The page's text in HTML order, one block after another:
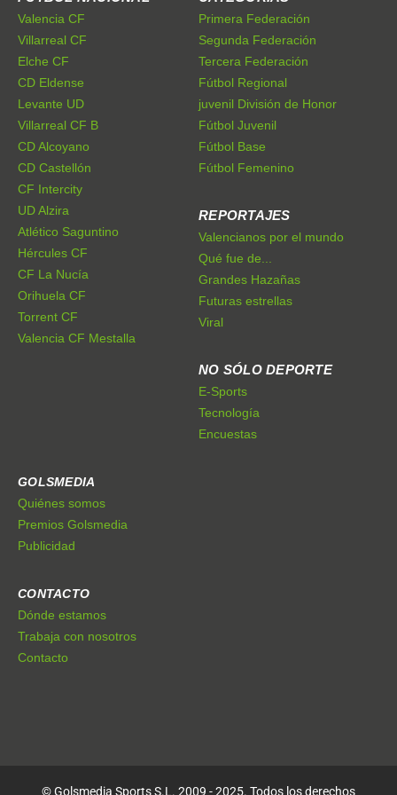
Valencia CF
Villarreal CF
Elche CF
CD Eldense
Levante UD
Villarreal CF B
CD Alcoyano
CD Castellón
CF Intercity
UD Alzira
Atlético Saguntino
Hércules CF
CF La Nucía
Orihuela CF
Torrent CF
Valencia CF Mestalla
Primera Federación
Segunda Federación
Tercera Federación
Fútbol Regional
juvenil División de Honor
Fútbol Juvenil
Fútbol Base
Fútbol Femenino
REPORTAJES
Valencianos por el mundo
Qué fue de...
Grandes Hazañas
Futuras estrellas
Viral
NO SÓLO DEPORTE
E-Sports
Tecnología
Encuestas
GOLSMEDIA
Quiénes somos
Premios Golsmedia
Publicidad
CONTACTO
Dónde estamos
Trabaja con nosotros
Contacto
© Golsmedia Sports S.L. 2009 - 2025. Todos los derechos